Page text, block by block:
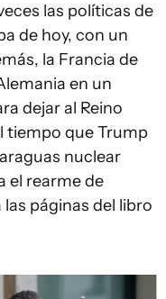
las políticas de
de hoy, con un
la Francia de
en un
dejar al Reino
tiempo que Trump
nuclear
el rearme de
páginas del libro